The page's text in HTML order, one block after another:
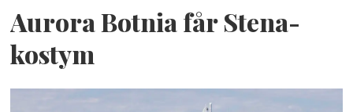
Aurora Botnia får Stena-
kostym